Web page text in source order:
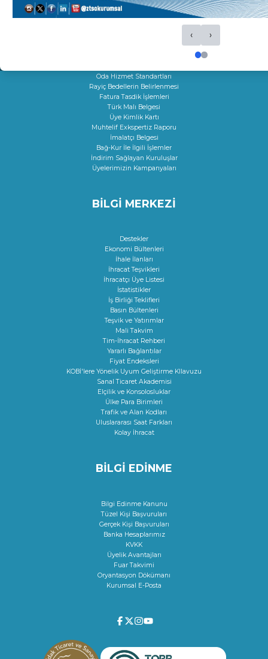
‹ ›
Yerli Malı Belgesi
Oda Hizmet Standartları
Rayiç Bedellerin Belirlenmesi
Fatura Tasdik İşlemleri
Türk Malı Belgesi
Üye Kimlik Kartı
Muhtelif Exkspertiz Raporu
İmalatçı Belgesi
Bağ-Kur İle İlgili İşlemler
İndirim Sağlayan Kuruluşlar
Üyelerimizin Kampanyaları
BİLGİ MERKEZİ
Destekler
Ekonomi Bültenleri
İhale İlanları
İhracat Teşvikleri
İhracatçı Üye Listesi
İstatistikler
İş Birliği Teklifleri
Basın Bültenleri
Teşvik ve Yatırımlar
Mali Takvim
Tim-İhracat Rehberi
Yararlı Bağlantılar
Fiyat Endeksleri
KOBİ'lere Yönelik Uyum Geliştirme KIlavuzu
Sanal Ticaret Akademisi
Elçilik ve Konsolosluklar
Ülke Para Birimleri
Trafik ve Alan Kodları
Uluslararası Saat Farkları
Kolay İhracat
BİLGİ EDİNME
Bilgi Edinme Kanunu
Tüzel Kişi Başvuruları
Gerçek Kişi Başvuruları
Banka Hesaplarımız
KVKK
Üyelik Avantajları
Fuar Takvimi
Oryantasyon Dökümanı
Kurumsal E-Posta